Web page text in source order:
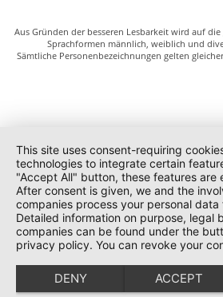
Aus Gründen der besseren Lesbarkeit wird auf
Sprachformen männlich, weiblich und
Sämtliche Personenbezeichnungen gelten
This site uses consent-requiring
technologies to integrate certain
"Accept All" button, these features are
After consent is given, we and the
companies process your personal
Detailed information on purpose, legal
companies can be found under the
privacy policy. You can revoke your
DENY ACCEPT